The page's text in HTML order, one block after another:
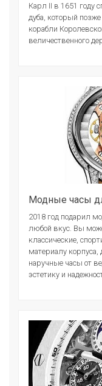
Карл II в 1651 году
дуба, который
корабли
величественного
Модные часы
2018 год подарил
любой вкус. Вы
классические,
материалу
наручные часы от
эстетику и